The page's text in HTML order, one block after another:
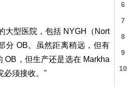
大型医院，包括 NYGH（Nort
分 OB。虽然距离稍远，但有
OB，但生产还是选在 Markha
必须接收。"
6
7
8
9
10